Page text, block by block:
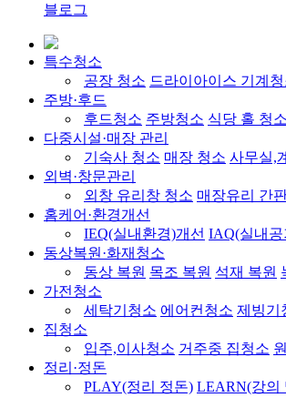
블로그
특수청소
공장 청소 드라이아이스 기계
주방·후드
후드청소 주방청소 식당 홀 청소
다중시설·매장 관리
기숙사 청소 매장 청소 사무실,
외벽·창문관리
외창 유리창 청소 매장유리 간
홈케어·환경개선
IEQ(실내환경)개선 IAQ(실내공
동상복원·화재청소
동상 복원 목조 복원 석재 복원
가전청소
세탁기청소 에어컨청소 제빙기
집청소
입주,이사청소 거주중 집청소
정리·정돈
PLAY(정리 정돈) LEARN(강의